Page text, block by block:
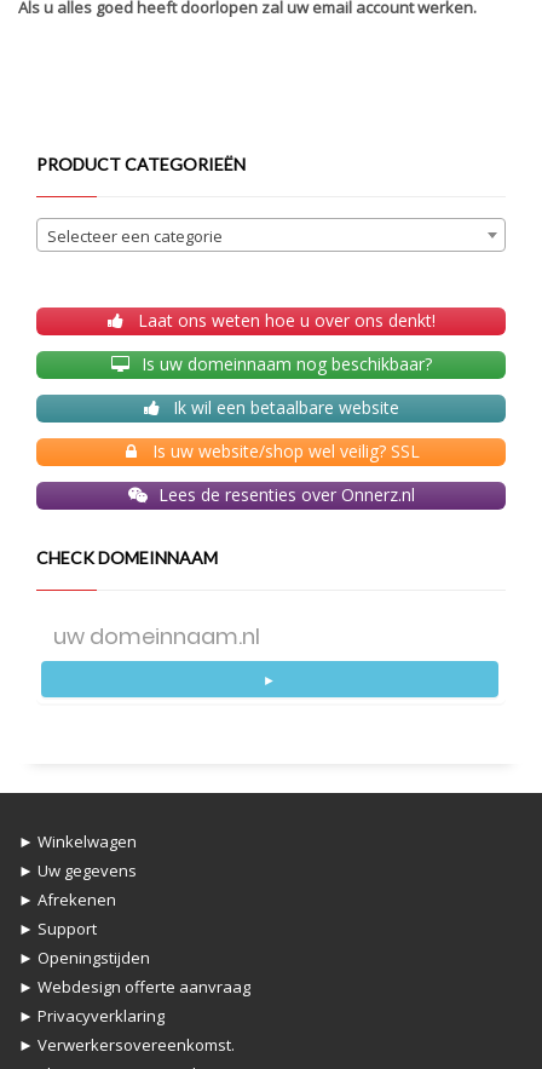
Als u alles goed heeft doorlopen zal uw email account werken.
PRODUCT CATEGORIEËN
Selecteer een categorie
Laat ons weten hoe u over ons denkt!
Is uw domeinnaam nog beschikbaar?
Ik wil een betaalbare website
Is uw website/shop wel veilig? SSL
Lees de resenties over Onnerz.nl
CHECK DOMEINNAAM
►
► Winkelwagen
► Uw gegevens
► Afrekenen
► Support
► Openingstijden
► Webdesign offerte aanvraag
► Privacyverklaring
► Verwerkersovereenkomst.